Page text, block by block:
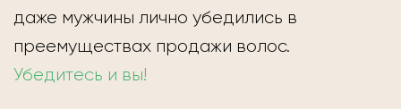
даже мужчины лично убедились в
преемуществах продажи волос.
Убедитесь и вы!